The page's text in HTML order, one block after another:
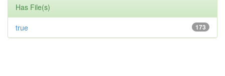
Has File(s)
173
true